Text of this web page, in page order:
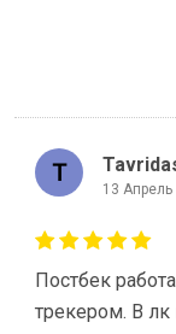
13
Постбек
трекером. В